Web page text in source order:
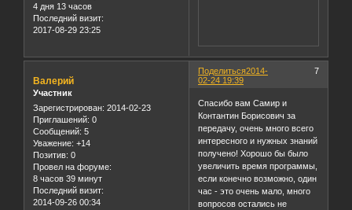
4 дня 13 часов
Последний визит:
2017-08-29 23:25
Поделиться 7
2014-
02-24 19:39
Валерий
Участник
Зарегистрирован: 2014-02-23
Приглашений: 0
Сообщений: 5
Уважение: +14
Позитив: 0
Провел на форуме:
8 часов 39 минут
Последний визит:
2014-09-26 00:34
Спасибо вам Самир и
Контантин Борисович за
передачу, очень много всего
интересного и нужных знаний
получено! Хорошо бы было
увеличить время программы,
если конечно возможно, один
час - это очень мало, много
вопросов остались не